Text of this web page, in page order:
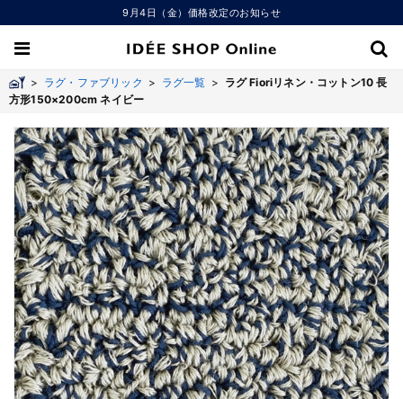
9月4日（金）価格改定のお知らせ
> ラグ・ファブリック > ラグ一覧 > ラグ Fioriリネン・コットン10 長
方形150×200cm ネイビー